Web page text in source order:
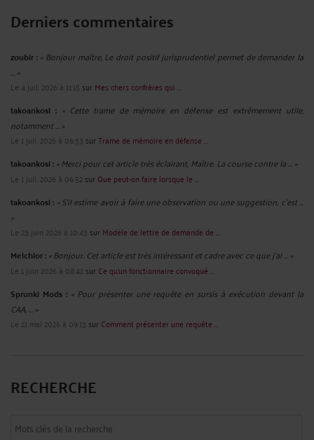
Derniers commentaires
zoubir : « Bonjour maître, Le droit positif jurisprudentiel permet de demander la
... »
Le 4 juil. 2026 à 11:15 sur Mes chers confrères qui ...
takoankosi : « Cette trame de mémoire en défense est extrêmement utile,
notamment ... »
Le 1 juil. 2026 à 06:53 surTrame de mémoire en défense ...
takoankosi :« Merci pour cet article très éclairant, Maître. La course contre la ... »
Le 1 juil. 2026 à 06:52sur Que peut-on faire lorsque le ...
takoankosi : « S’il estime avoir à faire une observation ou une suggestion, c’est ...
»
Le 23 juin 2026 à 10:43 sur Modèle de lettre de demande de ...
Melchior :« Bonjour. Cet article est très intéressant et cadre avec ce que j'ai ... »
Le 1 juin 2026 à 08:42sur Ce qu’un fonctionnaire convoqué ...
Sprunki Mods : « Pour présenter une requête en sursis à exécution devant la
CAA, ... »
Le 21 mai 2026 à 09:13 sur Comment présenter une requête ...
RECHERCHE